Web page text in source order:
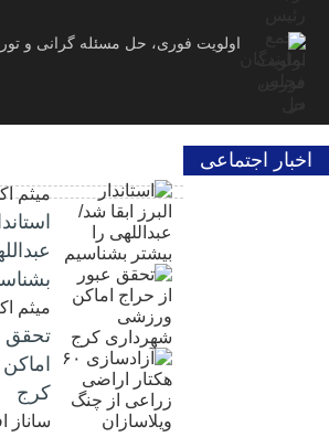
اولویت فوری، حل مسئله گرانی و
اخبار اجتماعی
میثم
میثم
تحقق
کرج
ساناز